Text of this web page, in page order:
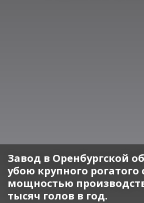
Завод в Оренбургской
убою крупного рогатого
мощностью
тысяч голов в год.